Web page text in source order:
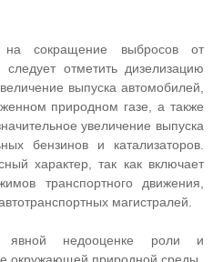
сокращение выбросов от
отметить дизелизацию
выпуска автомобилей,
природном газе, а также
увеличение выпуска
бензинов и катализаторов.
характер, так как включает
транспортного движения,
магистралей.
явной недооценке роли и